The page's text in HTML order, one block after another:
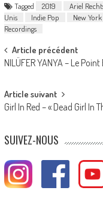
Tagged 2019 Ariel
Unis
Indie Pop New York
Recordings
Post
navigation
Article précédent
NILÜFER YANYA – Le
Article suivant
Girl In Red – « Dead Girl In
SUIVEZ-NOUS